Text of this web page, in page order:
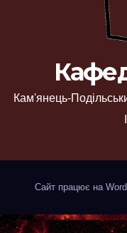
Кам'янець-
Сайт працює на